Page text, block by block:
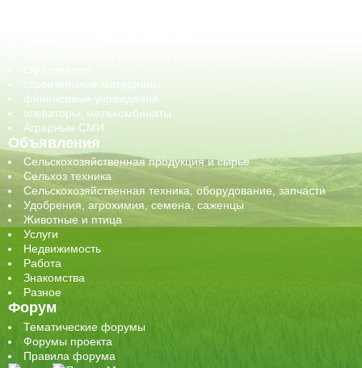
строительные материалы
финансовые учреждения
элеваторы, мелькомбинаты
Аграрные СМИ
Объявления
Сельскохозяйственная продукция и сырье
Сельхоз техника
Сельскохозяйственная техника, оборудование, запчасти
Удобрения, агрохимия, семена, саженцы
Животные и птица
Услуги
Недвижимость
Работа
Знакомства
Разное
Форум
Тематические форумы
Форумы проекта
Правила форума